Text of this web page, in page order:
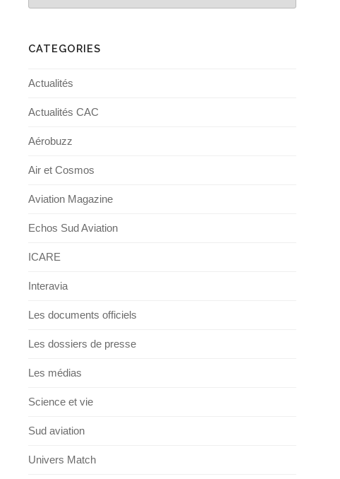
CATEGORIES
Actualités
Actualités CAC
Aérobuzz
Air et Cosmos
Aviation Magazine
Echos Sud Aviation
ICARE
Interavia
Les documents officiels
Les dossiers de presse
Les médias
Science et vie
Sud aviation
Univers Match